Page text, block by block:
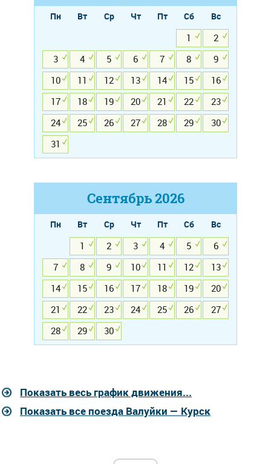
Пн Вт Ср Чт Пт Сб
Вс
1
2
3
4 5 6 7 8
9
10
11 12 13 14 15
16
17
18 19 20 21 22
23
24
25 26 27 28 29
30
31
Сентябрь2026
Пн Вт Ср Чт Пт Сб
Вс
1
2 3 4 5
6
7
8 9 10 11 12
13
14
15 16 17 18 19
20
21
22 23 24 25 26
27
28
29 30
Показать весь график движения...
Показать все поезда Валуйки — Курск